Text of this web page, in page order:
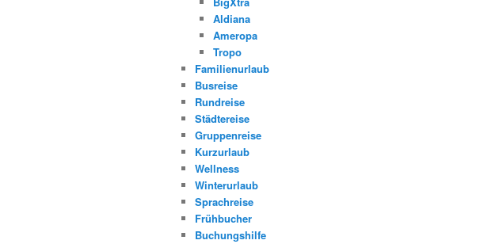
Aldiana
Ameropa
Tropo
Familienurlaub
Busreise
Rundreise
Städtereise
Gruppenreise
Kurzurlaub
Wellness
Winterurlaub
Sprachreise
Frühbucher
Buchungshilfe